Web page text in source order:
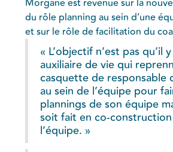
Morgane est revenue sur la
du rôle planning au sein d’une
et sur le rôle de facilitation du
« L’objectif n’est pas qu’il
auxiliaire de vie qui
casquette de responsable
au sein de l’équipe pour
plannings de son équipe
soit fait en co-
l’équipe. »